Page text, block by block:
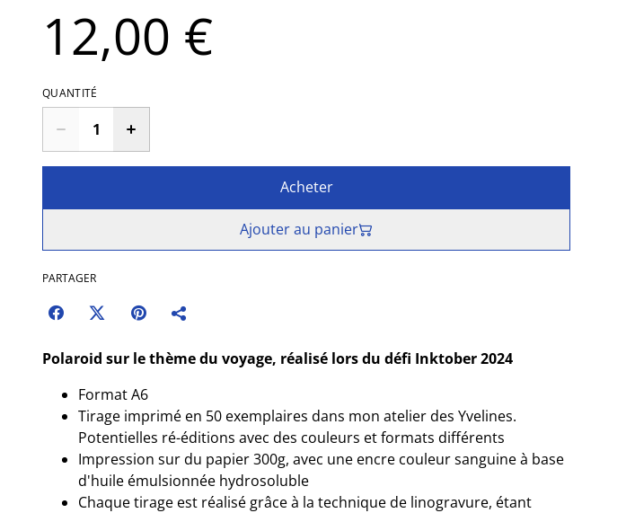
12,00 €
QUANTITÉ
Acheter
Ajouter au panier
PARTAGER
Polaroid sur le thème du voyage, réalisé lors du défi Inktober 2024
Format A6
Tirage imprimé en 50 exemplaires dans mon atelier des Yvelines.
Potentielles ré-éditions avec des couleurs et formats différents
Impression sur du papier 300g, avec une encre couleur sanguine à base
d'huile émulsionnée hydrosoluble
Chaque tirage est réalisé grâce à la technique de linogravure, étant